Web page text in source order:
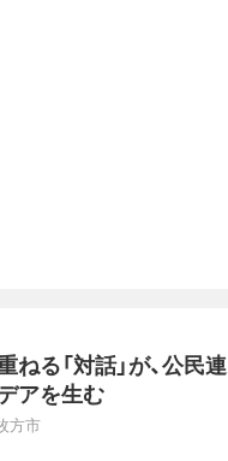
る「対話」が、公民連
アを生む
方市